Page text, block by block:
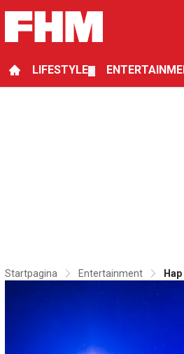
LIFESTYLE
Startpagina Entertainment